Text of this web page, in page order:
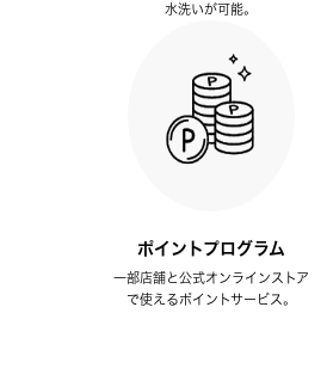
水洗いが可能。
ポイントプログラム
一部店舗と公式オンラインストア
で使えるポイントサービス。